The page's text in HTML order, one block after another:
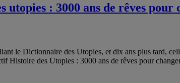
: 3000 ans de rêves pour
le Dictionnaire des Utopies, et dix ans plus tard,
Histoire des Utopies : 3000 ans de rêves pour